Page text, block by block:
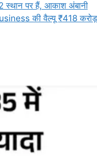
पर हैं, आकाश अंबानी
की वैल्यू ₹418 करोड़